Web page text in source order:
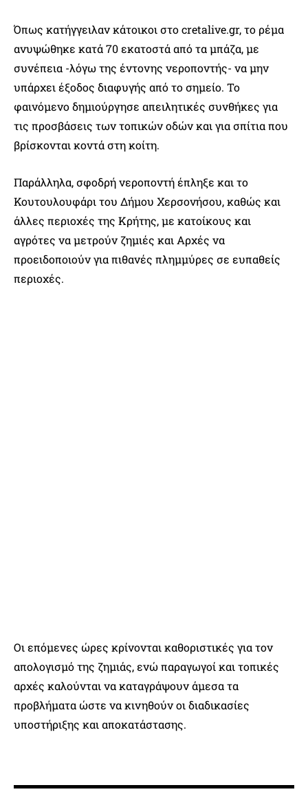
Όπως κατήγγειλαν κάτοικοι στο cretalive.gr, το ρέμα
ανυψώθηκε κατά 70 εκατοστά από τα μπάζα, με
συνέπεια -λόγω της έντονης νεροποντής- να μην
υπάρχει έξοδος διαφυγής από το σημείο. Το
φαινόμενο δημιούργησε απειλητικές συνθήκες για
τις προσβάσεις των τοπικών οδών και για σπίτια που
βρίσκονται κοντά στη κοίτη.
Παράλληλα, σφοδρή νεροποντή έπληξε και το
Κουτουλουφάρι του Δήμου Χερσονήσου, καθώς και
άλλες περιοχές της Κρήτης, με κατοίκους και
αγρότες να μετρούν ζημιές και Αρχές να
προειδοποιούν για πιθανές πλημμύρες σε ευπαθείς
περιοχές.
Οι επόμενες ώρες κρίνονται καθοριστικές για τον
απολογισμό της ζημιάς, ενώ παραγωγοί και τοπικές
αρχές καλούνται να καταγράψουν άμεσα τα
προβλήματα ώστε να κινηθούν οι διαδικασίες
υποστήριξης και αποκατάστασης.